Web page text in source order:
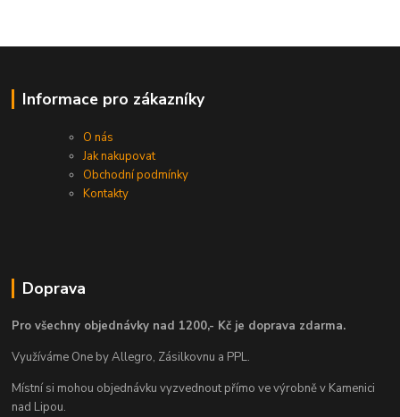
Informace pro zákazníky
O nás
Jak nakupovat
Obchodní podmínky
Kontakty
Doprava
Pro všechny objednávky nad 1200,- Kč je doprava zdarma.
Využíváme One by Allegro, Zásilkovnu a PPL.
Místní si mohou objednávku vyzvednout přímo ve výrobně v Kamenici
nad Lipou.